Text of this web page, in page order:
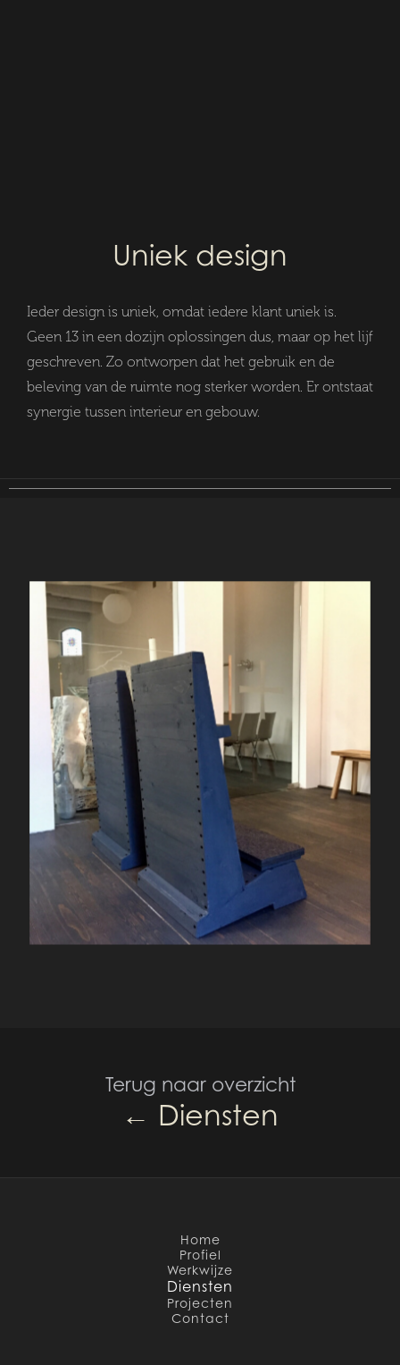
Uniek design
Ieder design is uniek, omdat iedere klant uniek is.
Geen 13 in een dozijn oplossingen dus, maar op het lijf
geschreven. Zo ontworpen dat het gebruik en de
beleving van de ruimte nog sterker worden. Er ontstaat
synergie tussen interieur en gebouw.
Terug naar overzicht
← Diensten
Home
Profiel
Werkwijze
Diensten
Projecten
Contact